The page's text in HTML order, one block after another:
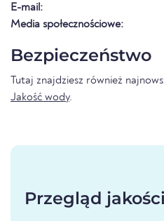
E-mail:
Media społecznościowe:
Bezpieczeństwo
Tutaj znajdziesz również
Jakość wody.
Przegląd